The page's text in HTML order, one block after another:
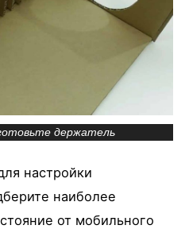
держатель
настройки
наиболее
от мобильного